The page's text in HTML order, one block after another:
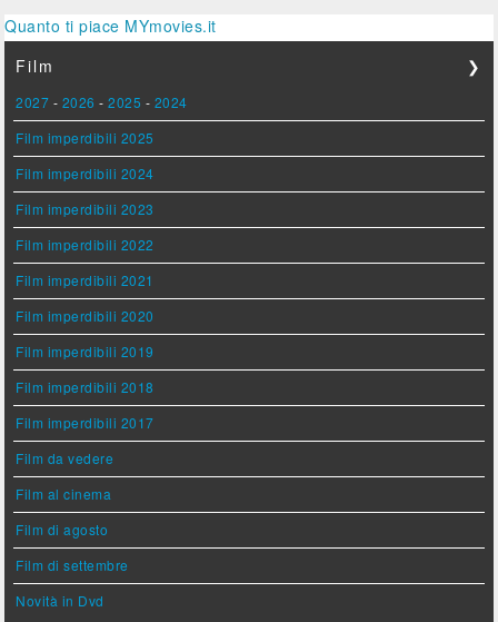
Quanto ti piace MYmovies.it
Film
❯
2027 - 2026 -2025 - 2024
Film imperdibili 2025
Film imperdibili 2024
Film imperdibili 2023
Film imperdibili 2022
Film imperdibili 2021
Film imperdibili 2020
Film imperdibili 2019
Film imperdibili 2018
Film imperdibili 2017
Film da vedere
Film al cinema
Film di agosto
Film di settembre
Novità in Dvd